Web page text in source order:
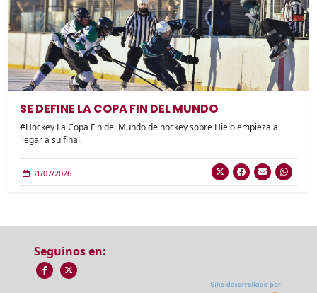
SE DEFINE LA COPA FIN DEL MUNDO
#Hockey La Copa Fin del Mundo de hockey sobre Hielo empieza a
llegar a su final.
31/07/2026
Seguinos en: